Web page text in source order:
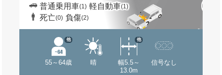
普通乗用車(1) 軽自動車(1)
死亡(0) 負傷(2)
55～64歳
他
晴
幅5.5～
13.0m
他
信号なし